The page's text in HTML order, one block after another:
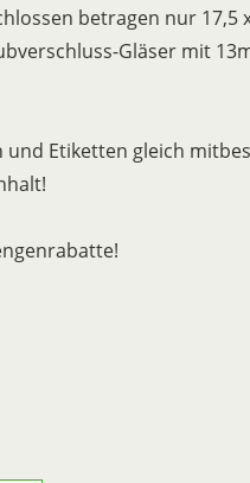
betragen nur 17,5
Gläser mit
und Etiketten gleich